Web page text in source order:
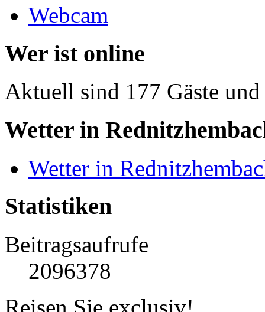
Webcam
Wer ist online
Aktuell sind 177 Gäste
Wetter in
Wetter in
Statistiken
Beitragsaufrufe
2096378